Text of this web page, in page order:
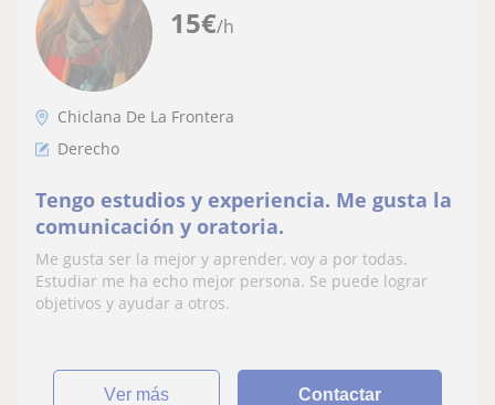
15€/h
Chiclana De La Frontera
Derecho
Tengo estudios y experiencia. Me gusta la
comunicación y oratoria.
Me gusta ser la mejor y aprender, voy a por todas.
Estudiar me ha echo mejor persona. Se puede lograr
objetivos y ayudar a otros.
ver más Contactar